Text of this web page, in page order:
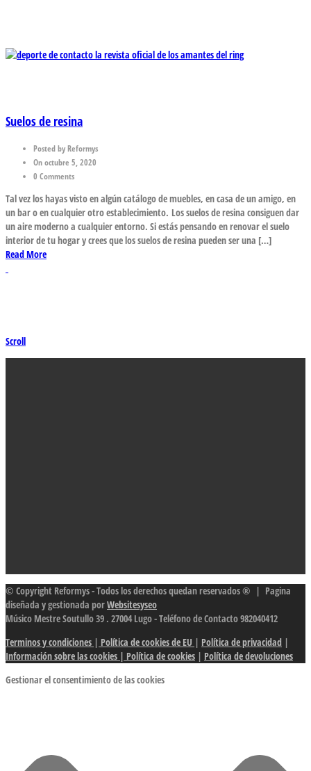
Suelos de resina
Posted by Reformys
On octubre 5, 2020
0 Comments
Tal vez los hayas visto en algún catálogo de muebles, en casa de un amigo, en
un bar o en cualquier otro establecimiento. Los suelos de resina consiguen dar
un aire moderno a cualquier entorno. Si estás pensando en renovar el suelo
interior de tu hogar y crees que los suelos de resina pueden ser una […]
Read More
Scroll
© Copyright Reformys - Todos los derechos quedan reservados ® | Pagina
diseñada y gestionada porWebsitesyseo
Músico Mestre Soutullo 39 . 27004 Lugo - Teléfono de Contacto 982040412
Terminos y condiciones | Política de cookies de EU | Política de privacidad |
Información sobre las cookies | Política de cookies | Política de devoluciones
Gestionar el consentimiento de las cookies